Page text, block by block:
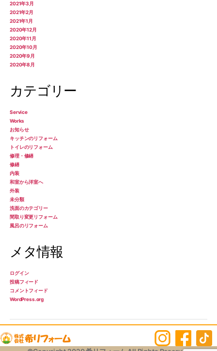
2021年3月
2021年2月
2021年1月
2020年12月
2020年11月
2020年10月
2020年9月
2020年8月
カテゴリー
Service
Works
お知らせ
キッチンのリフォーム
トイレのリフォーム
修理・修繕
修繕
内装
和室から洋室へ
外装
未分類
洗面のカテゴリー
間取り変更リフォーム
風呂のリフォーム
メタ情報
ログイン
投稿フィード
コメントフィード
WordPress.org